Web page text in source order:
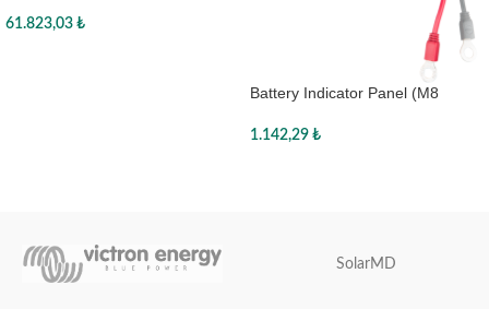
61.823,03 ₺
Battery Indicator Panel (M8
1.142,29 ₺
SolarMD